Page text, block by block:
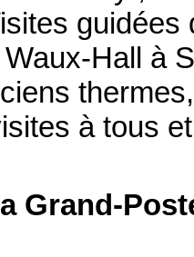
guidées
Hall à
à tous
Grand-